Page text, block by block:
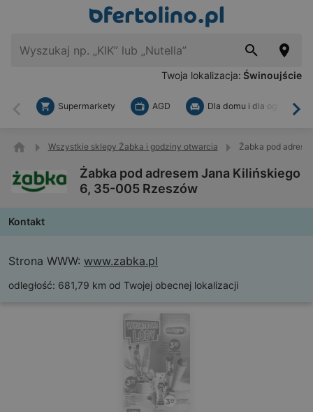
Twoja lokalizacja: Świnoujście
Wstecz
Supermarkety AGD Dla domu i dla ogrodu
Wszystkie sklepy Żabka i godziny otwarcia Żabka pod
Żabka pod adresem Jana Kilińskiego
6, 35-005 Rzeszów
Kontakt
Strona WWW: www.zabka.pl
odległość: 681,79 km od Twojej obecnej lokalizacji